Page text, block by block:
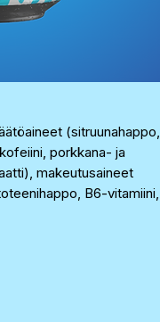
(sitruunahappo,
porkkana- ja
makeutusaineet
B6-vitamiini,